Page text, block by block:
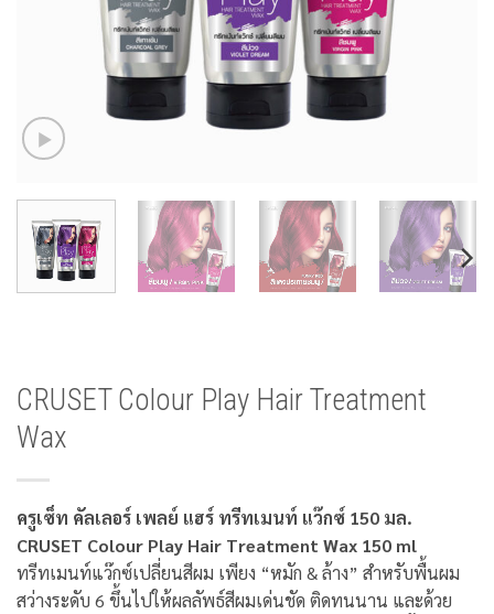
CRUSET Colour Play Hair Treatment
Wax
ครูเซ็ท คัลเลอร์ เพลย์ แฮร์ ทรีทเมนท์ แว๊กซ์ 150 มล.
CRUSET Colour Play Hair Treatment Wax 150 ml
ทรีทเมนท์แว๊กซ์เปลี่ยนสีผม เพียง “หมัก & ล้าง” สำหรับพื้นผม
สว่างระดับ 6 ขึ้นไปให้ผลลัพธ์สีผมเด่นชัด ติดทนนาน และด้วย